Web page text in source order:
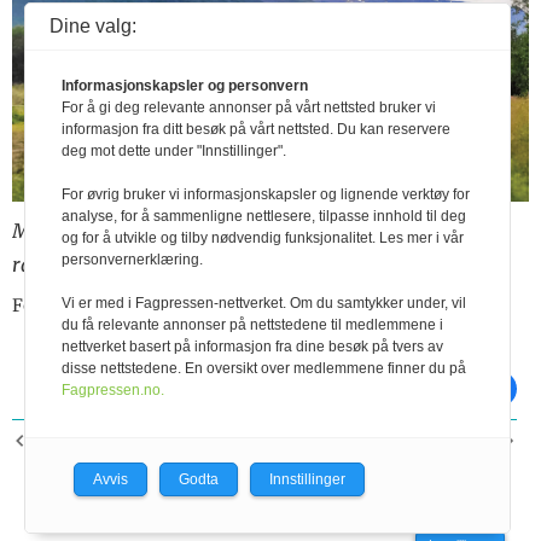
Bra å se at Geno vil
fokusere på unge
Tine
Midtside
Smått til nytte
Firmanytt
Melkekyrne i lang rekke på Kanalvollen med to skifter
raigress.
Foto: Stine Sæterbø Lund
Dine valg:
Informasjonskapsler og personvern
For å gi deg relevante annonser på vårt nettsted bruker vi
informasjon fra ditt besøk på vårt nettsted. Du kan reservere
deg mot dette under "Innstillinger".
For øvrig bruker vi informasjonskapsler og lignende verktøy for
analyse, for å sammenligne nettlesere, tilpasse innhold til deg
og for å utvikle og tilby nødvendig funksjonalitet. Les mer i vår
personvernerklæring.
Vi er med i Fagpressen-nettverket. Om du samtykker under, vil
du få relevante annonser på nettstedene til medlemmene i
nettverket basert på informasjon fra dine besøk på tvers av
disse nettstedene. En oversikt over medlemmene finner du på
Fagpressen.no.
Avvis Godta Innstillinger